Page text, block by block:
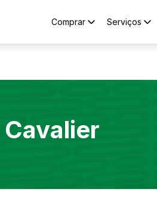
Comprar Serviços
Cavalier